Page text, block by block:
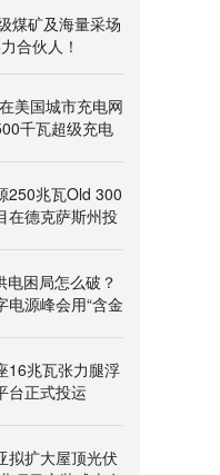
煤矿及海量采场
合伙人！
美国城市充电网
千瓦超级充电
250兆瓦Old 300
在德克萨斯州投
电困局怎么破？
电源峰会用“含金
16兆瓦张力腿浮
台正式投运
拟扩大屋顶光伏